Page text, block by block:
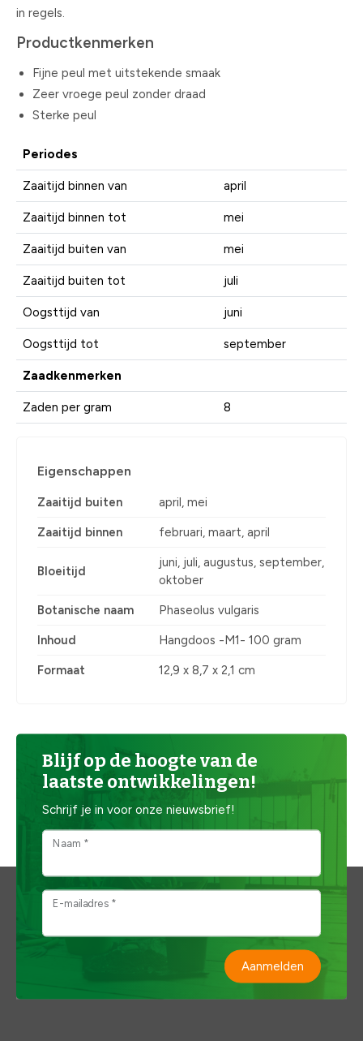
in regels.
Productkenmerken
Fijne peul met uitstekende smaak
Zeer vroege peul zonder draad
Sterke peul
Periodes
Zaaitijd binnen van april
Zaaitijd binnen tot mei
Zaaitijd buiten van mei
Zaaitijd buiten tot juli
Oogsttijd van juni
Oogsttijd tot september
Zaadkenmerken
Zaden per gram 8
Eigenschappen
Zaaitijd buiten april, mei
Zaaitijd binnen februari, maart, april
Bloeitijd
juni, juli, augustus, september,
oktober
Botanische naam Phaseolus vulgaris
Inhoud Hangdoos -M1- 100 gram
Formaat 12,9 x 8,7 x 2,1 cm
Blijf op de hoogte van de
laatste ontwikkelingen!
Schrijf je in voor onze nieuwsbrief!
Naam *
E-mailadres *
Aanmelden